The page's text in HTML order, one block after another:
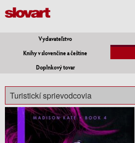
Vydavateľstvo
Knihy v slovenčine a češtine
Doplnkový tovar